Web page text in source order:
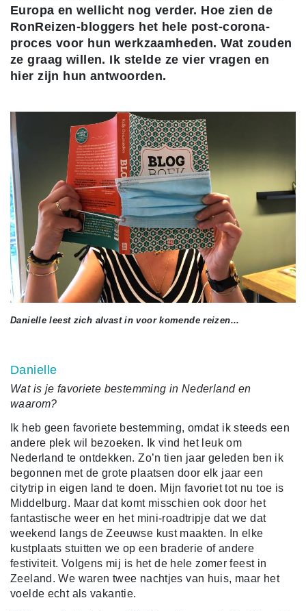
Europa en wellicht nog verder. Hoe zien de
RonReizen-bloggers het hele post-corona-
proces voor hun werkzaamheden. Wat zouden
ze graag willen. Ik stelde ze vier vragen en
hier zijn hun antwoorden.
Danielle leest zich alvast in voor komende reizen...
Danielle
Wat is je favoriete bestemming in Nederland en
waarom?
Ik heb geen favoriete bestemming, omdat ik steeds een
andere plek wil bezoeken. Ik vind het leuk om
Nederland te ontdekken. Zo’n tien jaar geleden ben ik
begonnen met de grote plaatsen door elk jaar een
citytrip in eigen land te doen. Mijn favoriet tot nu toe is
Middelburg. Maar dat komt misschien ook door het
fantastische weer en het mini-roadtripje dat we dat
weekend langs de Zeeuwse kust maakten. In elke
kustplaats stuitten we op een braderie of andere
festiviteit. Volgens mij is het de hele zomer feest in
Zeeland. We waren twee nachtjes van huis, maar het
voelde echt als vakantie.